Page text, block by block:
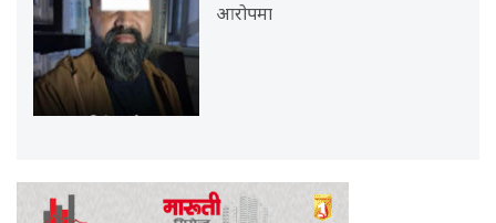
आरोपमा